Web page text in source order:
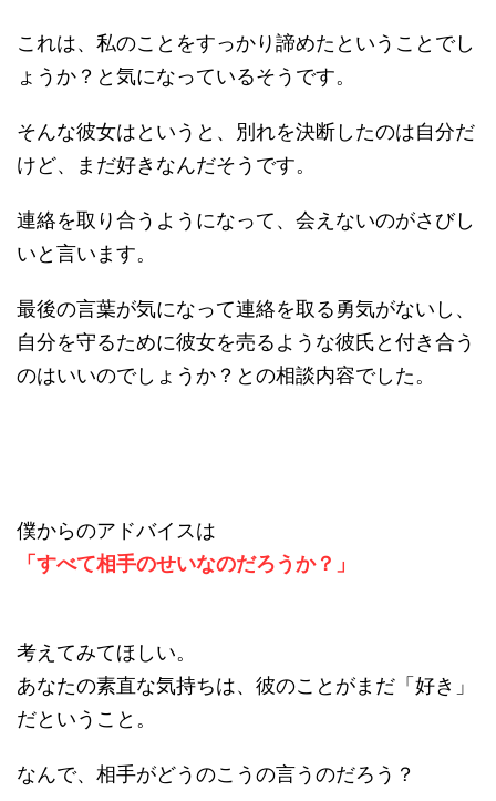
これは、私のことをすっかり諦めたということでし
ょうか？と気になっているそうです。
そんな彼女はというと、別れを決断したのは自分だ
けど、まだ好きなんだそうです。
連絡を取り合うようになって、会えないのがさびし
いと言います。
最後の言葉が気になって連絡を取る勇気がないし、
自分を守るために彼女を売るような彼氏と付き合う
のはいいのでしょうか？との相談内容でした。
僕からのアドバイスは
「すべて相手のせいなのだろうか？」
考えてみてほしい。
あなたの素直な気持ちは、彼のことがまだ「好き」
だということ。
なんで、相手がどうのこうの言うのだろう？